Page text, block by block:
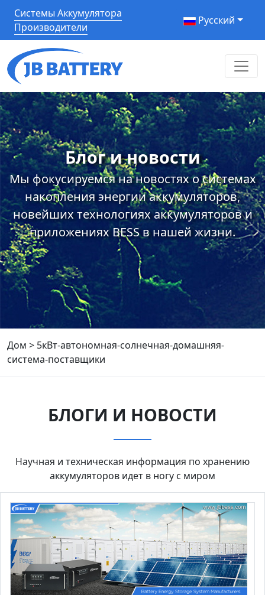
Системы Аккумулятора
Производители
Pусский
Блог и новости
Мы фокусируемся на новостях о системах
накопления энергии аккумуляторов,
новейших технологиях аккумуляторов и
приложениях BESS в нашей жизни.
Дом > 5кВт-автономная-солнечная-домашняя-
система-поставщики
БЛОГИ И НОВОСТИ
Научная и техническая информация по хранению
аккумуляторов идет в ногу с миром